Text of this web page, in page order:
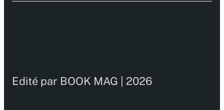
Edité par BOOK MAG | 2026